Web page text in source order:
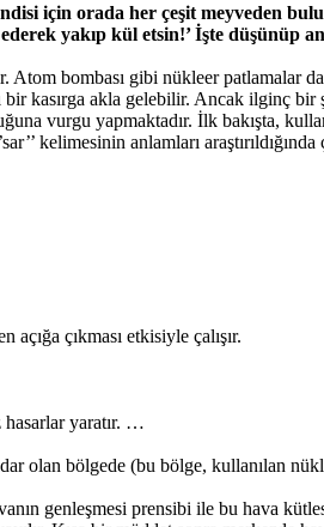
için orada her çeşit meyveden
yakıp kül etsin!’ İşte düşünüp
bombası gibi nükleer patlamalar
kasırga akla gelebilir. Ancak ilginç bir
vurgu yapmaktadır. İlk bakışta,
kelimesinin anlamları
çıkması etkisiyle çalışır.
hasarlar yaratır. …
olan bölgede (bu bölge, kullanılan
genleşmesi prensibi ile bu hava